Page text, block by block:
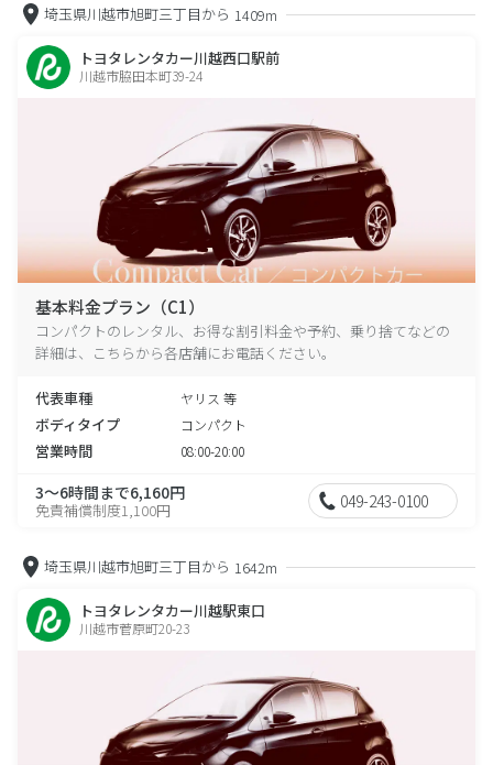
埼玉県川越市旭町三丁目から 1409m
トヨタレンタカー川越西口駅前
川越市脇田本町39-24
基本料金プラン（C1）
コンパクトのレンタル、お得な割引料金や予約、乗り捨てなどの
詳細は、こちらから各店舗にお電話ください。
代表車種 ヤリス 等
ボディタイプ コンパクト
営業時間 08:00-20:00
3～6時間まで6,160円
免責補償制度1,100円 049-243-0100
埼玉県川越市旭町三丁目から 1642m
トヨタレンタカー川越駅東口
川越市菅原町20-23